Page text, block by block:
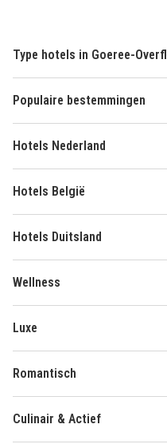
Type hotels in Goeree-
Populaire bestemmingen
Hotels Nederland
Hotels België
Hotels Duitsland
Wellness
Luxe
Romantisch
Culinair & Actief